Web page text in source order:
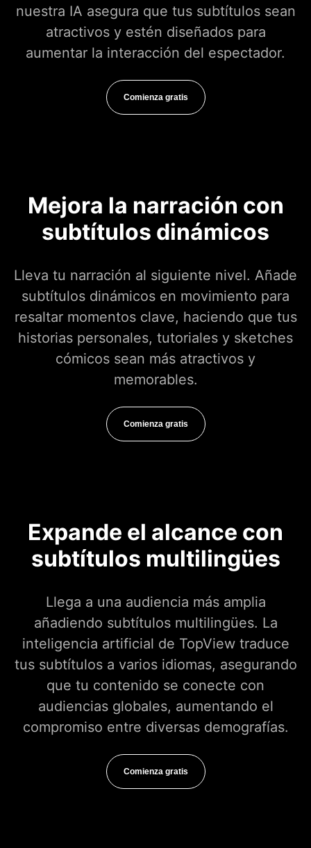
nuestra IA asegura que tus subtítulos sean
atractivos y estén diseñados para
aumentar la interacción del espectador.
Comienza gratis
Mejora la narración con
subtítulos dinámicos
Lleva tu narración al siguiente nivel. Añade
subtítulos dinámicos en movimiento para
resaltar momentos clave, haciendo que tus
historias personales, tutoriales y sketches
cómicos sean más atractivos y
memorables.
Comienza gratis
Expande el alcance con
subtítulos multilingües
Llega a una audiencia más amplia
añadiendo subtítulos multilingües. La
inteligencia artificial de TopView traduce
tus subtítulos a varios idiomas, asegurando
que tu contenido se conecte con
audiencias globales, aumentando el
compromiso entre diversas demografías.
Comienza gratis